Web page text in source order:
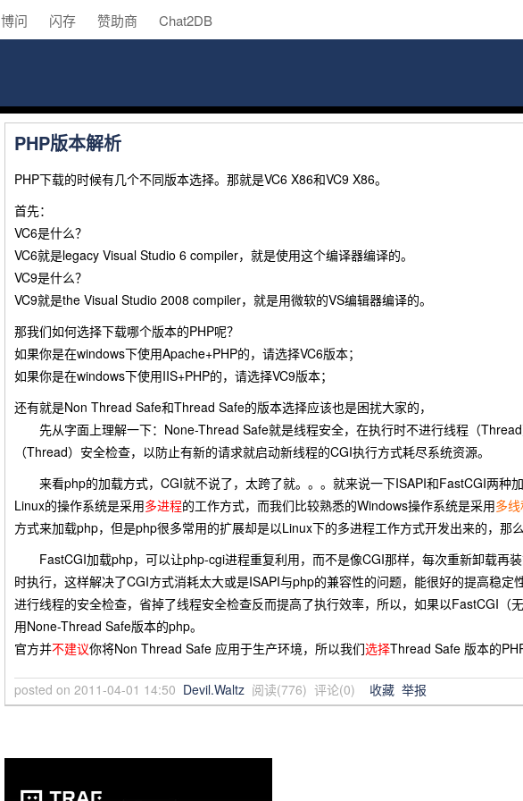
博问 闪存 赞助商 Chat2DB
PHP版本解析
PHP下载的时候有几个不同版本选择。那就是VC6 X86和VC9 X86。
首先：
VC6是什么？
VC6就是legacy Visual Studio 6 compiler，就是使用这个编译器编译的。
VC9是什么？
VC9就是the Visual Studio 2008 compiler，就是用微软的VS编辑器编译的。
那我们如何选择下载哪个版本的PHP呢？
如果你是在windows下使用Apache+PHP的，请选择VC6版本；
如果你是在windows下使用IIS+PHP的，请选择VC9版本；
还有就是Non Thread Safe和Thread Safe的版本选择应该也是困扰大家的，
先从字面上理解一下：None-Thread Safe就是线程安全，在执行时不进行线程（
（Thread）安全检查，以防止有新的请求就启动新线程的CGI执行方式耗尽系统资源。
来看php的加载方式，CGI就不说了，太跨了就。。。就来说一下ISAPI和FastCGI两种
Linux的操作系统是采用多进程的工作方式，而我们比较熟悉的Windows操作系统是采用多
方式来加载php，但是php很多常用的扩展却是以Linux下的多进程工作方式开发出来的，那
FastCGI加载php，可以让php-cgi进程重复利用，而不是像CGI那样，每次重新卸载再
时执行，这样解决了CGI方式消耗太大或是ISAPI与php的兼容性的问题，能很好的提高稳
进行线程的安全检查，省掉了线程安全检查反而提高了执行效率，所以，如果以FastCGI（
用None-Thread Safe版本的php。
官方并不建议你将Non Thread Safe 应用于生产环境，所以我们选择Thread Safe 版本的
posted on 2011-04-01 14:50 Devil.Waltz 阅读(776) 评论(0) 收藏 举报